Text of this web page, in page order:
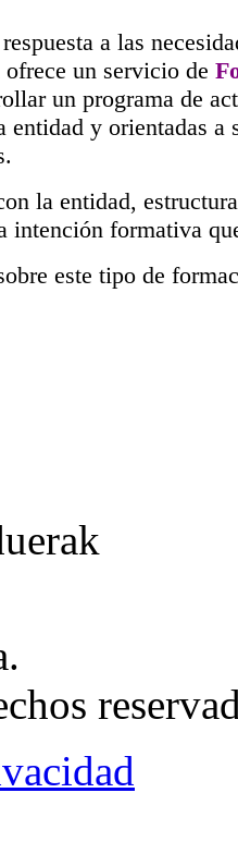
a las
un servicio de
un programa de
entidad y orientadas a
la entidad,
intención formativa
este tipo de